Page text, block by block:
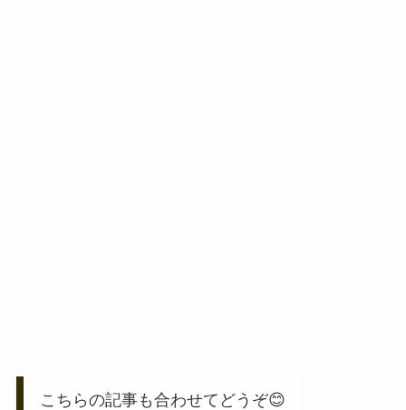
こちらの記事も合わせてどうぞ😊